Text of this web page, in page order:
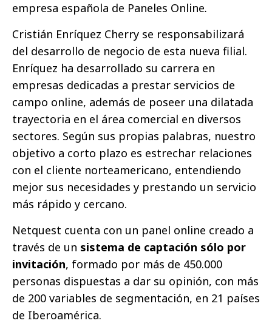
empresa española de Paneles Online.
Cristián Enríquez Cherry se responsabilizará
del desarrollo de negocio de esta nueva filial.
Enríquez ha desarrollado su carrera en
empresas dedicadas a prestar servicios de
campo online, además de poseer una dilatada
trayectoria en el área comercial en diversos
sectores. Según sus propias palabras, nuestro
objetivo a corto plazo es estrechar relaciones
con el cliente norteamericano, entendiendo
mejor sus necesidades y prestando un servicio
más rápido y cercano.
Netquest cuenta con un panel online creado a
través de un sistema de captación sólo por
invitación, formado por más de 450.000
personas dispuestas a dar su opinión, con más
de 200 variables de segmentación, en 21 países
de Iberoamérica.